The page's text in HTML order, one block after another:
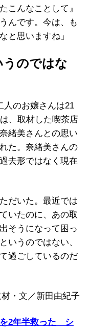
こんなことして』
んです。今は、も
と思いますね」
うのではな
のお嬢さんは21
、取材した喫茶店
緒美さんとの思い
た。奈緒美さんの
去形ではなく現在
だいた。最近では
いたのに、あの取
そうになって困っ
いうのではない、
過ごしているのだ
・文／新田由紀子
を2年半救った シ